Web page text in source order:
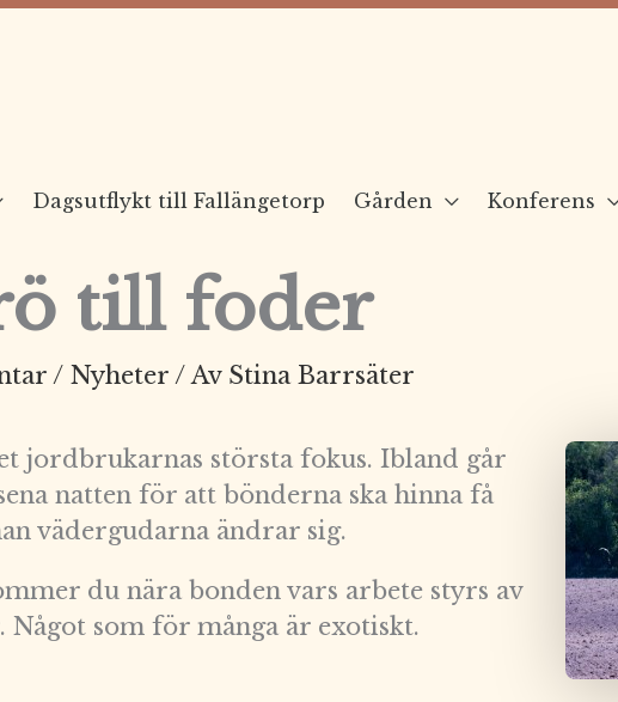
Dagsutflykt till Fallängetorp Gården Konferens
till foder
/ Nyheter / Av Stina Barrsäter
jordbrukarnas största fokus. Ibland går
natten för att bönderna ska hinna få
vädergudarna ändrar sig.
du nära bonden vars arbete styrs av
Något som för många är exotiskt.